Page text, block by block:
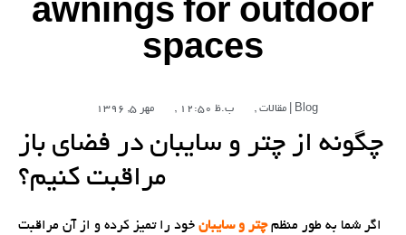
awnings for outdoor
spaces
مهر 5, 1396 , 12:50 ب.ظ , مقالات | Blog
چگونه از چتر و سایبان در فضای باز
مراقبت کنیم؟
اگر شما به طور منظمچتر و سایبان خود را تمیز کرده و از آن مراقبت